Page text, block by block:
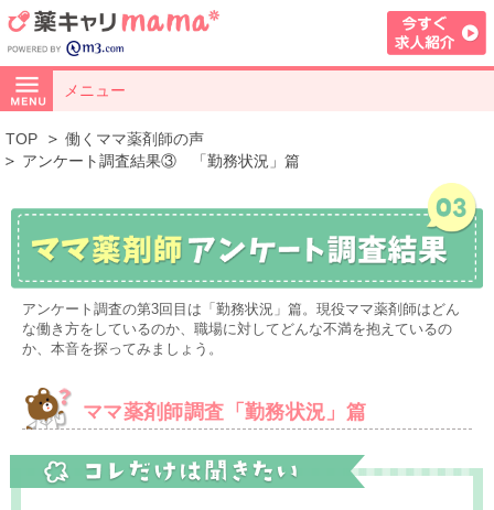
メニュー
TOP
働くママ薬剤師の声
アンケート調査結果③ 「勤務状況」篇
アンケート調査の第3回目は「勤務状況」篇。現役ママ薬剤師はどん
な働き方をしているのか、職場に対してどんな不満を抱えているの
か、本音を探ってみましょう。
ママ薬剤師調査「勤務状況」篇